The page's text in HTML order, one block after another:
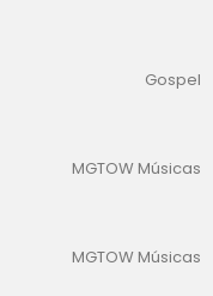
Gospel
MGTOW Músicas
MGTOW Músicas